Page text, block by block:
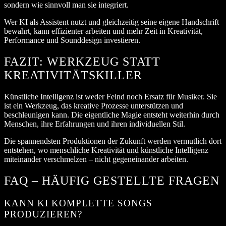
sondern wie sinnvoll man sie integriert.
Wer KI als Assistent nutzt und gleichzeitig seine eigene Handschrift
bewahrt, kann effizienter arbeiten und mehr Zeit in Kreativität,
Performance und Sounddesign investieren.
FAZIT: WERKZEUG STATT
KREATIVITÄTSKILLER
Künstliche Intelligenz ist weder Feind noch Ersatz für Musiker. Sie
ist ein Werkzeug, das kreative Prozesse unterstützen und
beschleunigen kann. Die eigentliche Magie entsteht weiterhin durch
Menschen, ihre Erfahrungen und ihren individuellen Stil.
Die spannendsten Produktionen der Zukunft werden vermutlich dort
entstehen, wo menschliche Kreativität und künstliche Intelligenz
miteinander verschmelzen – nicht gegeneinander arbeiten.
FAQ – HÄUFIG GESTELLTE FRAGEN
KANN KI KOMPLETTE SONGS
PRODUZIEREN?